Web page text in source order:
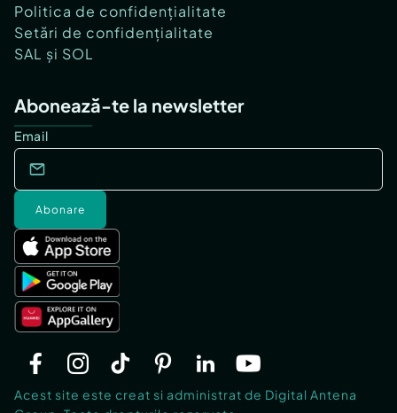
Politica de confidențialitate
Setări de confidențialitate
SAL și SOL
Abonează-te la newsletter
Email
Abonare
Acest site este creat si administrat de Digital Antena